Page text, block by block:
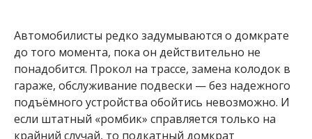
Автомобилисты редко задумываются о домкрате
до того момента, пока он действительно не
понадобится. Прокол на трассе, замена колодок в
гараже, обслуживание подвески — без надежного
подъёмного устройства обойтись невозможно. И
если штатный «ромбик» справляется только на
крайний случай, то подкатный домкрат